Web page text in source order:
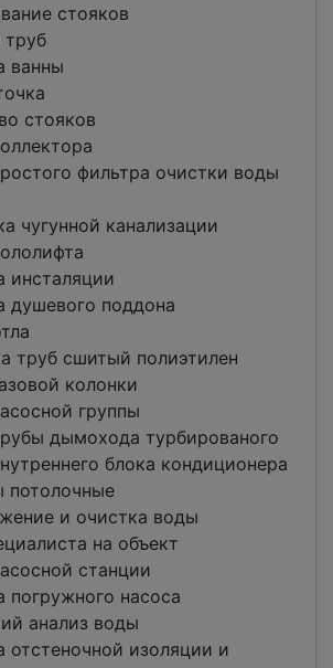
стояков
труб
ванны
стояков
фильтра очистки воды
чугунной канализации
инсталяции
душевого поддона
труб сшитый полиэтилен
колонки
группы
дымохода турбированого
блока кондиционера
потолочные
и очистка воды
на объект
станции
погружного насоса
анализ воды
отстеночной изоляции и